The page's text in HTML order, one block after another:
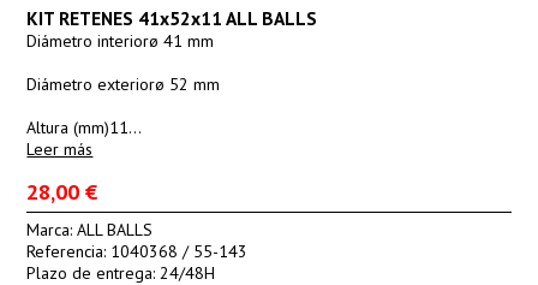
KIT RETENES 41x52x11 ALL BALLS
Diámetro interiorø 41 mm
Diámetro exteriorø 52 mm
Altura (mm)11…
Leer más
28,00 €
Marca:ALL BALLS
Referencia: 1040368 / 55-143
Plazo de entrega: 24/48H